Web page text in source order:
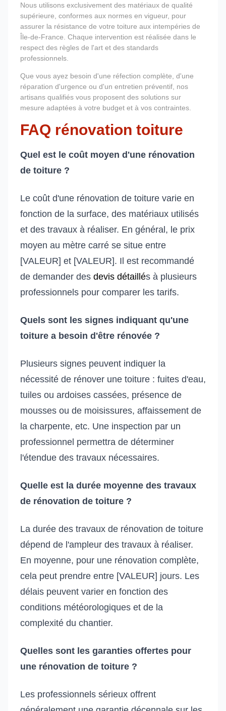
Nous utilisons exclusivement des matériaux de qualité
supérieure, conformes aux normes en vigueur, pour
assurer la résistance de votre toiture aux intempéries de
Île-de-France. Chaque intervention est réalisée dans le
respect des règles de l'art et des standards
professionnels.
Que vous ayez besoin d'une réfection complète, d'une
réparation d'urgence ou d'un entretien préventif, nos
artisans qualifiés vous proposent des solutions sur
mesure adaptées à votre budget et à vos contraintes.
FAQ rénovation toiture
Quel est le coût moyen d'une rénovation
de toiture ?
Le coût d'une rénovation de toiture varie en
fonction de la surface, des matériaux utilisés
et des travaux à réaliser. En général, le prix
moyen au mètre carré se situe entre
[VALEUR] et [VALEUR]. Il est recommandé
de demander des devis détaillés à plusieurs
professionnels pour comparer les tarifs.
Quels sont les signes indiquant qu'une
toiture a besoin d'être rénovée ?
Plusieurs signes peuvent indiquer la
nécessité de rénover une toiture : fuites d'eau,
tuiles ou ardoises cassées, présence de
mousses ou de moisissures, affaissement de
la charpente, etc. Une inspection par un
professionnel permettra de déterminer
l'étendue des travaux nécessaires.
Quelle est la durée moyenne des travaux
de rénovation de toiture ?
La durée des travaux de rénovation de toiture
dépend de l'ampleur des travaux à réaliser.
En moyenne, pour une rénovation complète,
cela peut prendre entre [VALEUR] jours. Les
délais peuvent varier en fonction des
conditions météorologiques et de la
complexité du chantier.
Quelles sont les garanties offertes pour
une rénovation de toiture ?
Les professionnels sérieux offrent